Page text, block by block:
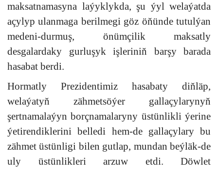
maksatnamasyna laýyklykda, şu ýyl welaýatda
açylyp ulanmaga berilmegi göz öňünde tutulýan
medeni-durmuş, önümçilik maksatly
desgalardaky gurluşyk işleriniň barşy barada
hasabat berdi.
Hormatly Prezidentimiz hasabaty diňläp,
welaýatyň zähmetsöýer gallaçylarynyň
şertnamalaýyn borçnamalaryny üstünlikli ýerine
ýetirendiklerini belledi hem-de gallaçylary bu
zähmet üstünligi bilen gutlap, mundan beýläk-de
uly üstünlikleri arzuw etdi. Döwlet